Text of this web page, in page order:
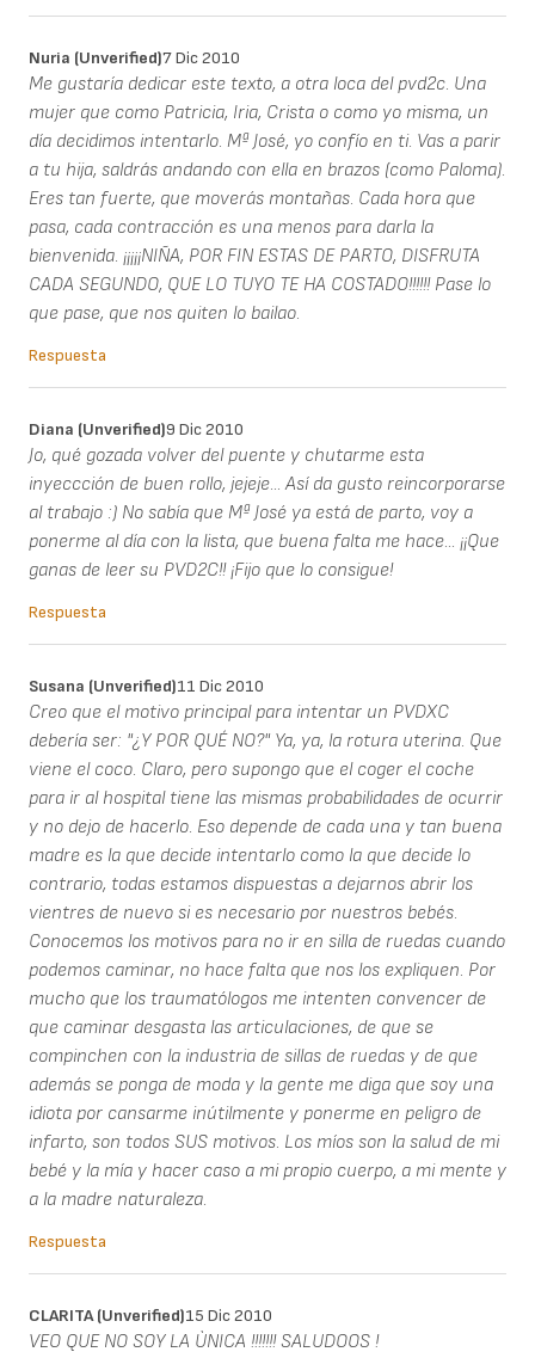
Nuria (unverified)7 Dic 2010
Me gustaría dedicar este texto, a otra loca del pvd2c. Una
mujer que como Patricia, Iria, Crista o como yo misma, un
día decidimos intentarlo. Mª José, yo confío en ti. Vas a parir
a tu hija, saldrás andando con ella en brazos (como Paloma).
Eres tan fuerte, que moverás montañas. Cada hora que
pasa, cada contracción es una menos para darla la
bienvenida. ¡¡¡¡¡NIÑA, POR FIN ESTAS DE PARTO, DISFRUTA
CADA SEGUNDO, QUE LO TUYO TE HA COSTADO!!!!!! Pase lo
que pase, que nos quiten lo bailao.
Respuesta
Diana (unverified)9 Dic 2010
Jo, qué gozada volver del puente y chutarme esta
inyeccción de buen rollo, jejeje... Así da gusto reincorporarse
al trabajo :) No sabía que Mª José ya está de parto, voy a
ponerme al día con la lista, que buena falta me hace... ¡¡Que
ganas de leer su PVD2C!! ¡Fijo que lo consigue!
Respuesta
Susana (unverified)11 Dic 2010
Creo que el motivo principal para intentar un PVDXC
debería ser: "¿Y POR QUÉ NO?" Ya, ya, la rotura uterina. Que
viene el coco. Claro, pero supongo que el coger el coche
para ir al hospital tiene las mismas probabilidades de ocurrir
y no dejo de hacerlo. Eso depende de cada una y tan buena
madre es la que decide intentarlo como la que decide lo
contrario, todas estamos dispuestas a dejarnos abrir los
vientres de nuevo si es necesario por nuestros bebés.
Conocemos los motivos para no ir en silla de ruedas cuando
podemos caminar, no hace falta que nos los expliquen. Por
mucho que los traumatólogos me intenten convencer de
que caminar desgasta las articulaciones, de que se
compinchen con la industria de sillas de ruedas y de que
además se ponga de moda y la gente me diga que soy una
idiota por cansarme inútilmente y ponerme en peligro de
infarto, son todos SUS motivos. Los míos son la salud de mi
bebé y la mía y hacer caso a mi propio cuerpo, a mi mente y
a la madre naturaleza.
Respuesta
CLARITA (unverified)15 Dic 2010
VEO QUE NO SOY LA ÙNICA !!!!!!! SALUDOOS !